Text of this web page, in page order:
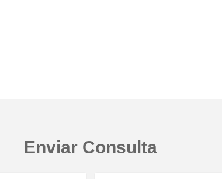
Enviar Consulta